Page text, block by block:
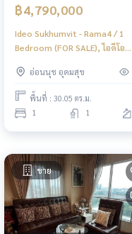
฿4,790,000
Ideo Sukhumvit - Rama4 / 1
Bedroom (FOR SALE), ไอดีโอ
(ขาย) PYN362
อ่อนนุช อุดมสุข
พื้นที่ : 30.05 ตร.ม.
1 1
ขาย